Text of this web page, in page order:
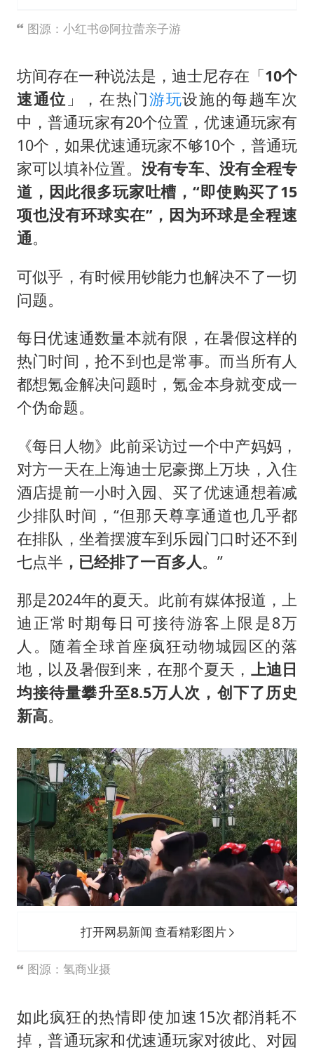
图源：小红书@阿拉蕾亲子游
坊间存在一种说法是，迪士尼存在「10个
速通位 」，在热门游玩设施的每趟车次
中，普通玩家有20个位置，优速通玩家有
10个，如果优速通玩家不够10个，普通玩
家可以填补位置。 没有专车、没有全程专
道，因此很多玩家吐槽，“即使购买了15
项也没有环球实在”，因为环球是全程速
通。
可似乎，有时候用钞能力也解决不了一切
问题。
每日优速通数量本就有限，在暑假这样的
热门时间，抢不到也是常事。而当所有人
都想氪金解决问题时，氪金本身就变成一
个伪命题。
《每日人物》此前采访过一个中产妈妈，
对方一天在上海迪士尼豪掷上万块，入住
酒店提前一小时入园、买了优速通想着减
少排队时间，“但那天尊享通道也几乎都
在排队，坐着摆渡车到乐园门口时还不到
七点半 ，已经排了一百多人。”
那是2024年的夏天。此前有媒体报道，上
迪正常时期每日可接待游客上限是8万
人。随着全球首座疯狂动物城园区的落
地，以及暑假到来，在那个夏天， 上迪日
均接待量攀升至8.5万人次，创下了历史
新高。
打开网易新闻 查看精彩图片
图源：氢商业摄
如此疯狂的热情即使加速15次都消耗不
掉，普通玩家和优速通玩家对彼此、对园